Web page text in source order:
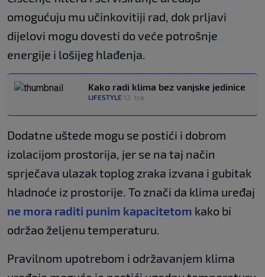
omogućuju mu učinkovitiji rad, dok prljavi
dijelovi mogu dovesti do veće potrošnje
energije i lošijeg hlađenja.
Kako radi klima bez vanjske jedinice
LIFESTYLE 12. tra.
Dodatne uštede mogu se postići i dobrom
izolacijom prostorija, jer se na taj način
sprječava ulazak toplog zraka izvana i gubitak
hladnoće iz prostorije. To znači da klima uređaj
ne mora raditi punim kapacitetom kako bi
održao željenu temperaturu.
Pravilnom upotrebom i održavanjem klima